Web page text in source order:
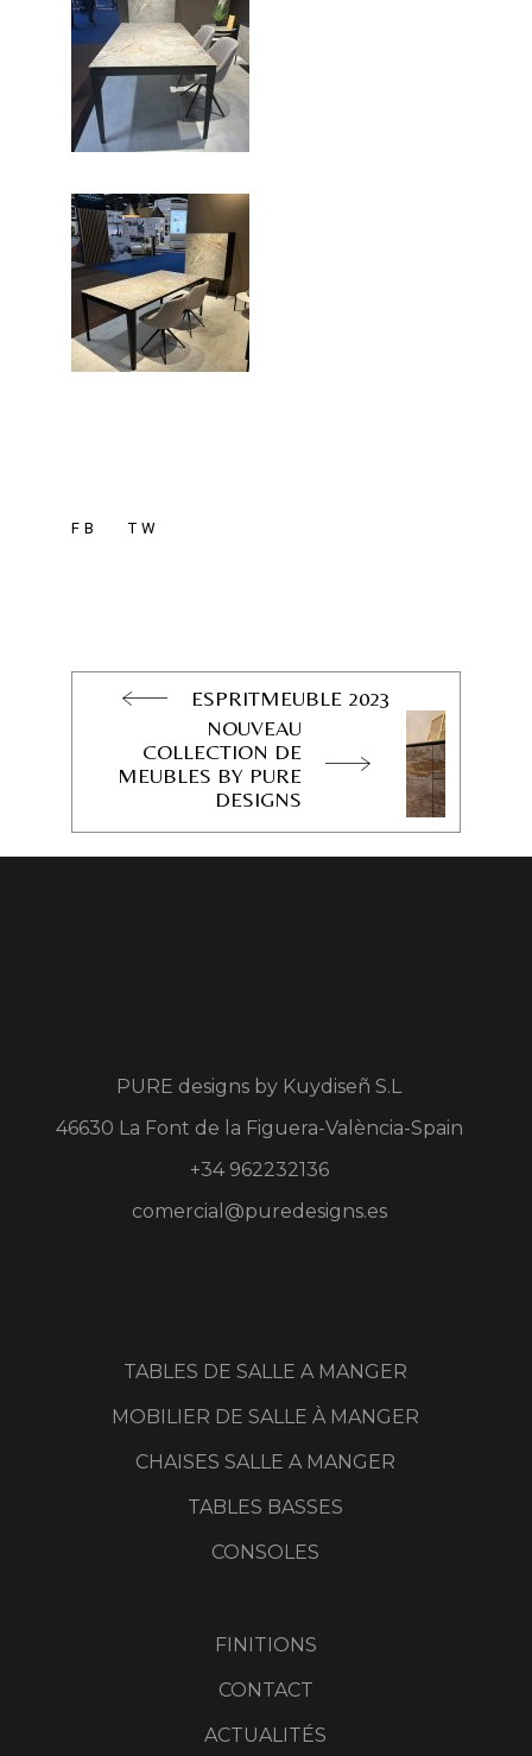
FB TW
ESPRITMEUBLE 2023
NOUVEAU
COLLECTION DE
MEUBLES BY PURE
DESIGNS
PURE designs by Kuydiseñ S.L
46630 La Font de la Figuera-València-Spain
+34 962232136
comercial@puredesigns.es
TABLES DE SALLE A MANGER
MOBILIER DE SALLE À MANGER
CHAISES SALLE A MANGER
TABLES BASSES
CONSOLES
FINITIONS
CONTACT
ACTUALITÉS